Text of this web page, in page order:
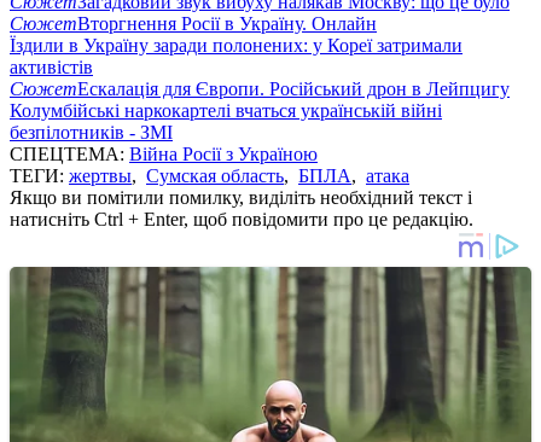
СюжетВторгнення Росії в Україну. Онлайн
Їздили в Україну заради полонених: у Кореї затримали
активістів
СюжетЕскалація для Європи. Російський дрон в Лейпцигу
Колумбійські наркокартелі вчаться українській війні
безпілотників - ЗМІ
СПЕЦТЕМА: Війна Росії з Україною
ТЕГИ: жертвы, Сумская область, БПЛА, атака
Якщо ви помітили помилку, виділіть необхідний текст і
натисніть Ctrl + Enter, щоб повідомити про це редакцію.